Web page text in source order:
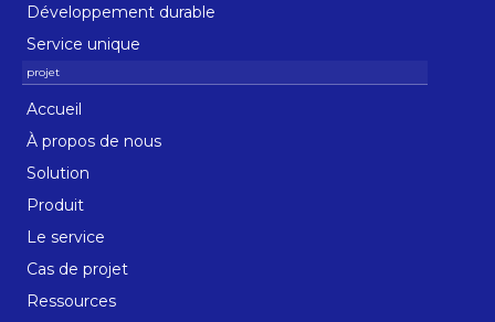
Développement durable
Service unique
Accueil
À propos de nous
Solution
Produit
Le service
Cas de projet
Ressources